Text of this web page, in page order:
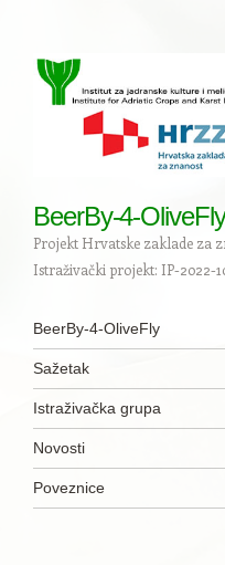
BeerBy-4-OliveFly
Projekt Hrvatske zaklade za
Istraživački projekt: IP-2022-
Navigation
Skip to content
BeerBy-4-OliveFly
Sažetak
Istraživačka grupa
Novosti
Poveznice